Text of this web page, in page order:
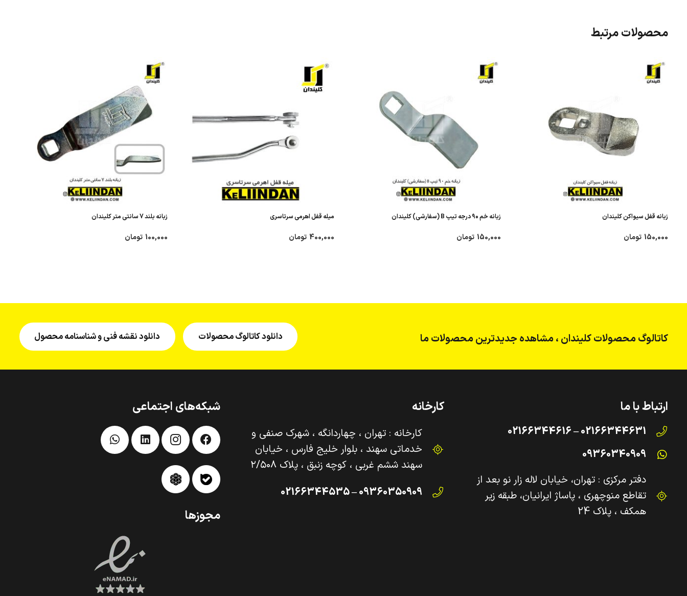
محصولات مرتبط
زبانه قفل سیواکن کلیندان
150,000 تومان
زبانه خم ۹۰ درجه تیپ B (سفارشی) کلیندان
150,000 تومان
میله قفل اهرمی سرتاسری
400,000 تومان
زبانه بلند 7 سانتی متر کلیندان
100,000 تومان
کاتالوگ محصولات کلیندان ، مشاهده جدیدترین محصولات ما دانلود کاتالوگ محصولات دانلود نقشه فنی و شناسنامه محصول
ارتباط با ما
02166344631 – 02166344616
09360340909
دفتر مرکزی : تهران، خیابان لاله زار نو بعد از
تقاطع منوچهری ، پاساژ ایرانیان، طبقه زیر
همکف ، پلاک 24
کارخانه
کارخانه : تهران ، چهاردانگه ، شهرک صنفی و‌
خدماتی سهند ، بلوار خلیج فارس ، خیابان
سهند ششم غربی ، کوچه زنبق ، پلاک ۲/۵۰۸
09360350909 – 02166344535
شبکه‌های اجتماعی
مجوزها